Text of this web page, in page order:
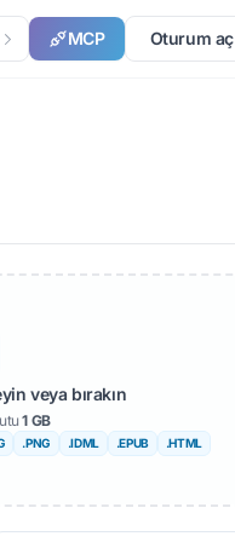
MCP Oturum aç
veya bırakın
1 GB
.PNG .IDML .EPUB .HTML